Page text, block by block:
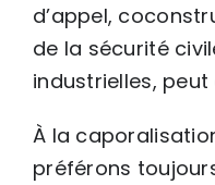
d’appel,
de la sécurité
industrielles,
À la
préférons